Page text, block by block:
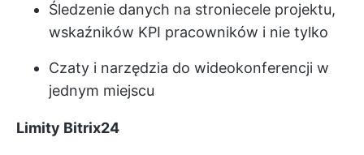
Śledzenie danych na stroniecele projektu,
wskaźników KPI pracowników i nie tylko
Czaty i narzędzia do wideokonferencji w
jednym miejscu
Limity Bitrix24